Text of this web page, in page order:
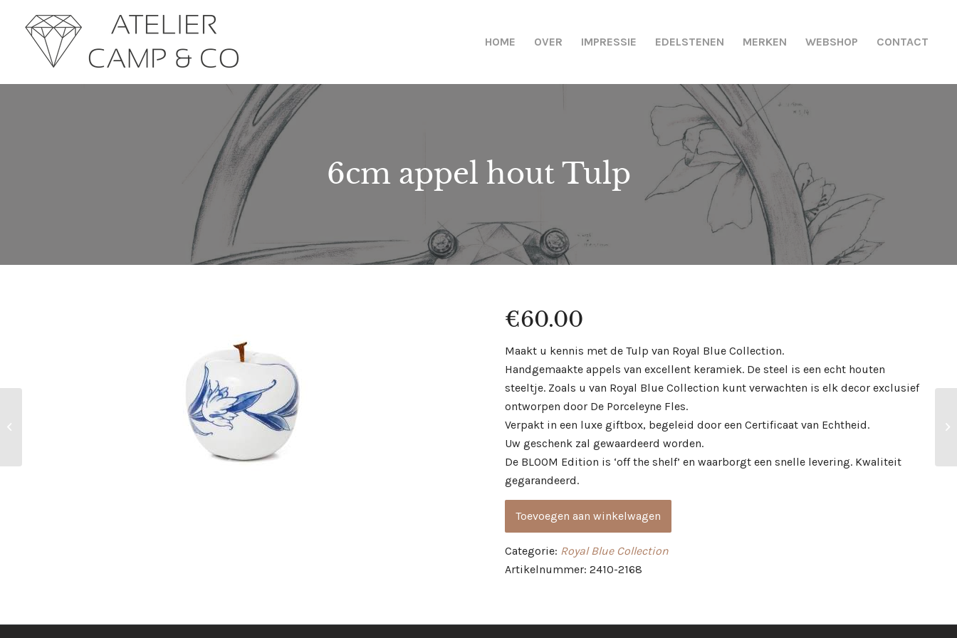
HOME OVER IMPRESSIE EDELSTENEN MERKEN WEBSHOP CONTACT
6cm appel hout Tulp
€60.00
Maakt u kennis met de Tulp van Royal Blue Collection.
Handgemaakte appels van excellent keramiek. De steel is een echt houten
steeltje. Zoals u van Royal Blue Collection kunt verwachten is elk decor exclusief
ontworpen door De Porceleyne Fles.
Verpakt in een luxe giftbox, begeleid door een Certificaat van Echtheid.
Uw geschenk zal gewaardeerd worden.
De BLOOM Edition is ‘off the shelf’ en waarborgt een snelle levering. Kwaliteit
gegarandeerd.
Toevoegen aan winkelwagen
Categorie: Royal Blue Collection
Artikelnummer: 2410-2168